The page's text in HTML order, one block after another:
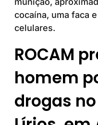
cocaína, uma faca
celulares.
ROCAM
homem
drogas